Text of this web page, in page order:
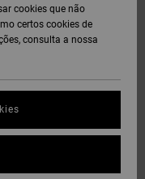
cookies que não
certos cookies de
consulta a nossa